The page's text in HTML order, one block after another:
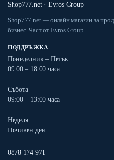
Shop777.net · Evros Group
Shop777.net — онлайн магазин за
бизнес. Част от Evros Group.
ПОДДРЪЖКА
Понеделник – Петък
09:00 – 18:00 часа
Събота
09:00 – 13:00 часа
Неделя
Почивен ден
0878 174 971